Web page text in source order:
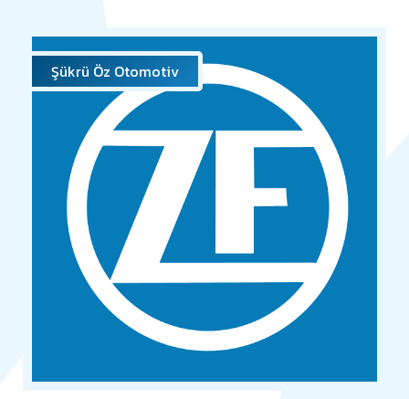
Şükrü Öz Otomotiv